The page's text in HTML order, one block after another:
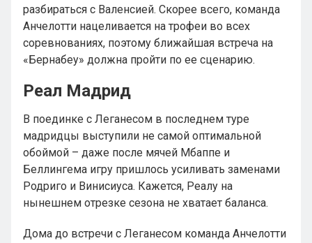
разбираться с Валенсией. Скорее всего, команда
Анчелотти нацеливается на трофеи во всех
соревнованиях, поэтому ближайшая встреча на
«Бернабеу» должна пройти по ее сценарию.
Реал Мадрид
В поединке с Леганесом в последнем туре
мадридцы выступили не самой оптимальной
обоймой – даже после мячей Мбаппе и
Беллингема игру пришлось усиливать заменами
Родриго и Винисиуса. Кажется, Реалу на
нынешнем отрезке сезона не хватает баланса.
Дома до встречи с Леганесом команда Анчелотти